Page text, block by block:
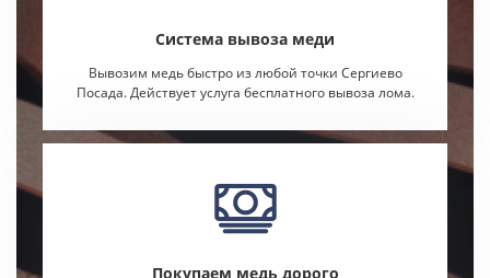
Система вывоза меди
Вывозим медь быстро из любой точки Сергиево
Посада. Действует услуга бесплатного вывоза лома.
Покупаем медь дорого